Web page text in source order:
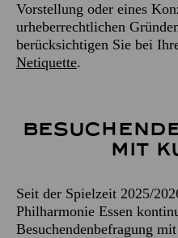
Vorstellung oder eines
urheberrechtlichen
berücksichtigen Sie bei
Netiquette.
mit
Seit der Spielzeit 2025/
Philharmonie Essen
Besuchendenbefragung